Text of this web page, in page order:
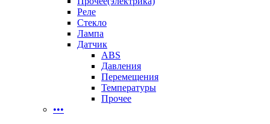
Реле
Стекло
Лампа
Датчик
ABS
Давления
Перемещения
Температуры
Прочее
•••